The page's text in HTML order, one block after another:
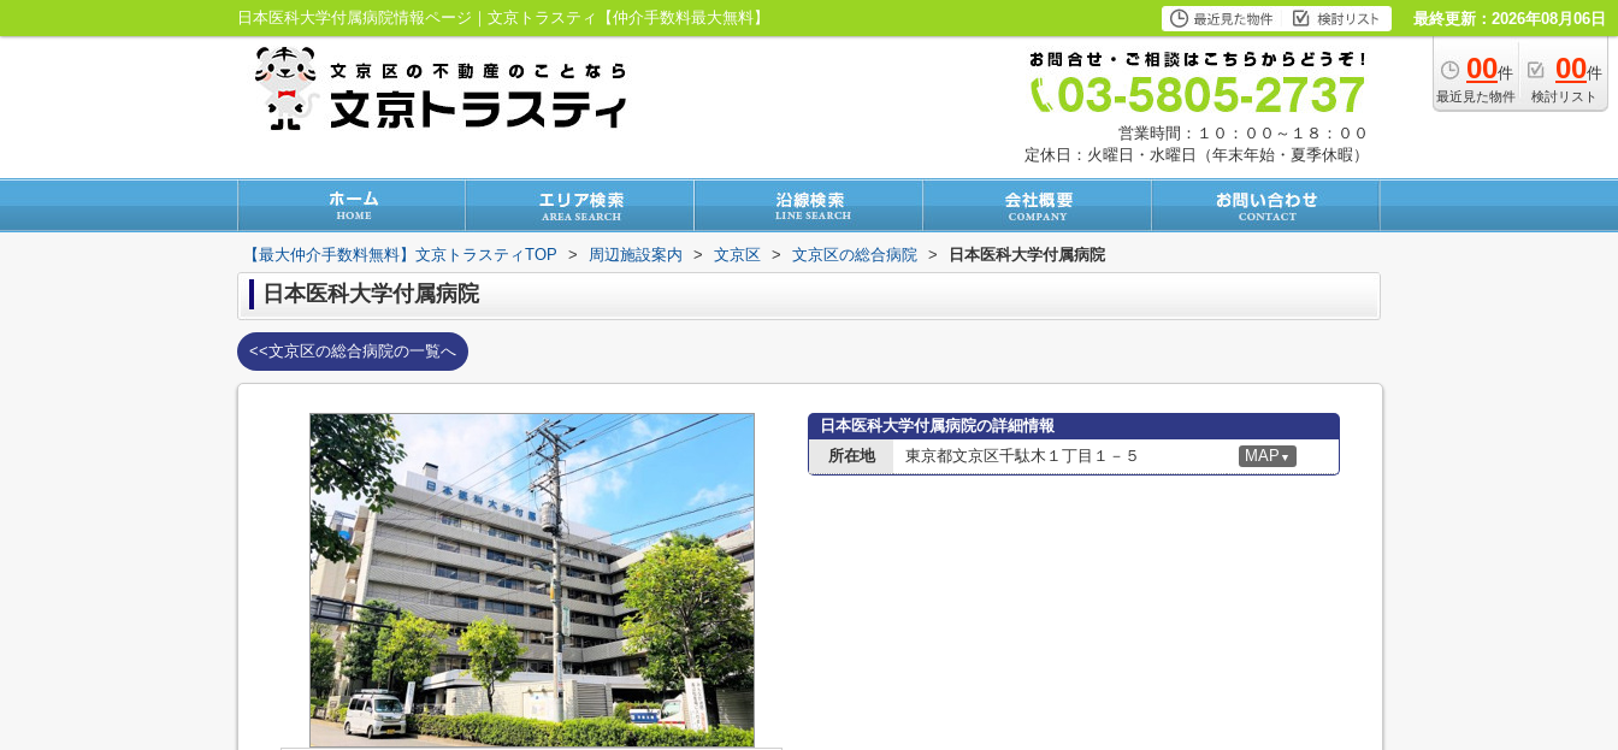
日本医科大学付属病院情報ページ｜文京トラスティ【仲介手数料最大無料】 最終更新：2026年08月06日
00件
最近見た物件
00件
検討リスト
営業時間：１０：００～１８：００
定休日：火曜日・水曜日（年末年始・夏季休暇）
【最大仲介手数料無料】文京トラスティTOP > 周辺施設案内 > 文京区 > 文京区の総合病院 > 日本医科大学付属病院
日本医科大学付属病院
<<文京区の総合病院の一覧へ
日本医科大学付属病院の詳細情報
所在地
東京都文京区千駄木１丁目１－５ MAP ▼